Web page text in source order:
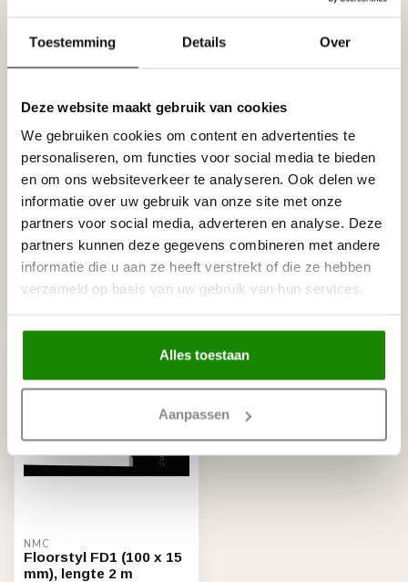
Toestemming Details Over
Deze website maakt gebruik van cookies
We gebruiken cookies om content en advertenties te
personaliseren, om functies voor social media te bieden
en om ons websiteverkeer te analyseren. Ook delen we
informatie over uw gebruik van onze site met onze
partners voor social media, adverteren en analyse. Deze
partners kunnen deze gegevens combineren met andere
informatie die u aan ze heeft verstrekt of die ze hebben
verzameld op basis van uw gebruik van hun services.
Alles toestaan
Aanpassen
Specificaties
Gerelateerde producten
NMC
NMC Adefix lijmkoker 310 ml
Op voorraad
€8,95
NMC
Floorstyl FD1 (100 x 15
mm), lengte 2 m